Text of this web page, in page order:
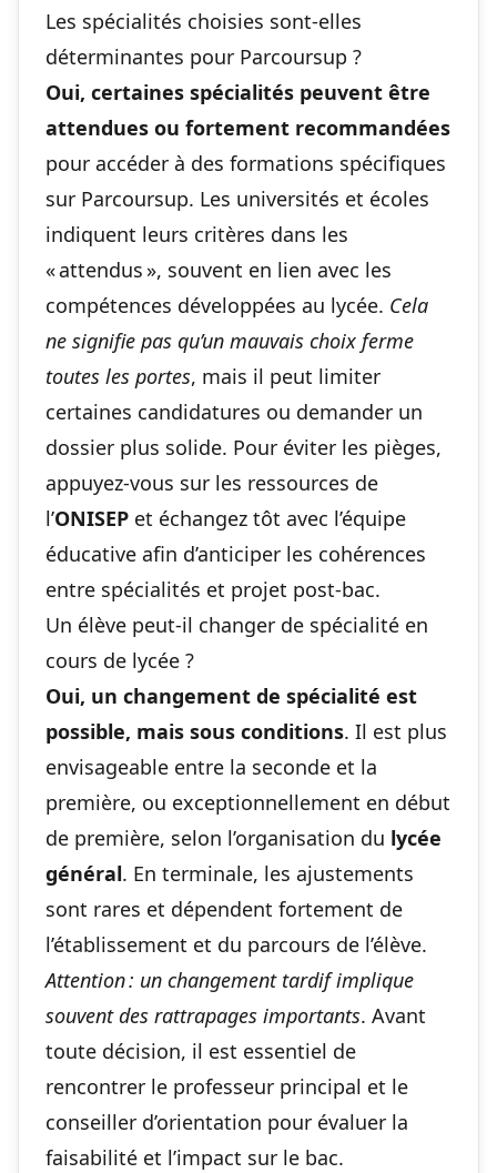
Les spécialités choisies sont-elles
déterminantes pour Parcoursup ?
Oui, certaines spécialités peuvent être
attendues ou fortement recommandées
pour accéder à des formations spécifiques
sur Parcoursup. Les universités et écoles
indiquent leurs critères dans les
« attendus », souvent en lien avec les
compétences développées au lycée. Cela
ne signifie pas qu’un mauvais choix ferme
toutes les portes, mais il peut limiter
certaines candidatures ou demander un
dossier plus solide. Pour éviter les pièges,
appuyez-vous sur les ressources de
l’ONISEP et échangez tôt avec l’équipe
éducative afin d’anticiper les cohérences
entre spécialités et projet post-bac.
Un élève peut-il changer de spécialité en
cours de lycée ?
Oui, un changement de spécialité est
possible, mais sous conditions. Il est plus
envisageable entre la seconde et la
première, ou exceptionnellement en début
de première, selon l’organisation du lycée
général. En terminale, les ajustements
sont rares et dépendent fortement de
l’établissement et du parcours de l’élève.
Attention : un changement tardif implique
souvent des rattrapages importants. Avant
toute décision, il est essentiel de
rencontrer le professeur principal et le
conseiller d’orientation pour évaluer la
faisabilité et l’impact sur le bac.